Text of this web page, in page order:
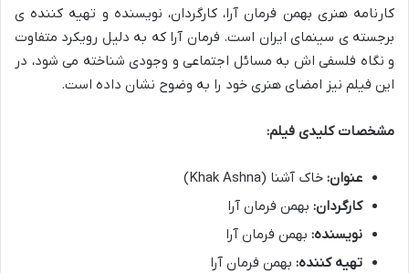
کارنامه هنری بهمن فرمان آرا، کارگردان، نویسنده و تهیه کننده ی
برجسته ی سینمای ایران است. فرمان آرا که به دلیل رویکرد متفاوت
و نگاه فلسفی اش به مسائل اجتماعی و وجودی شناخته می شود، در
این فیلم نیز امضای هنری خود را به وضوح نشان داده است.
مشخصات کلیدی فیلم:
عنوان: خاک آشنا (Khak Ashna)
کارگردان: بهمن فرمان آرا
نویسنده: بهمن فرمان آرا
تهیه کننده: بهمن فرمان آرا